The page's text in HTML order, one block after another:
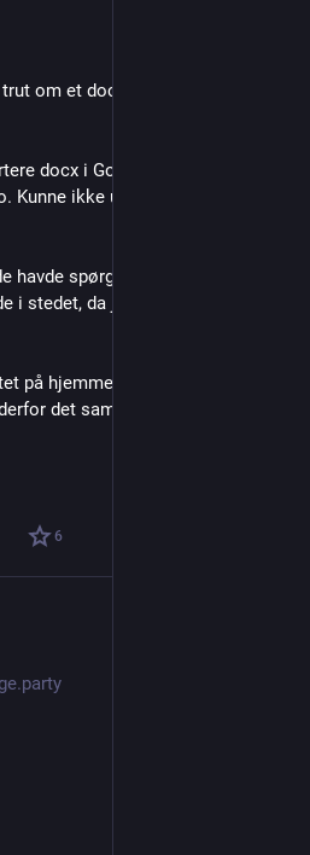
om et docx spørgeskema fra
docx i Google Docs og
Kunne ikke udfylde det i nogen af
havde spørgeskemaet i en PDF-
i stedet, da jeg ikke kan åbne
på hjemmesiden gav mig
det samme docx som
6